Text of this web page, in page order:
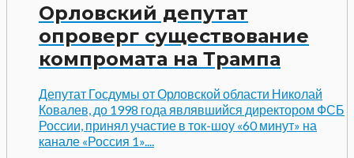
Орловский депутат
опроверг существование
компромата на Трампа
Депутат Госдумы от Орловской области Николай
Ковалев, до 1998 года являвшийся директором ФСБ
России, принял участие в ток-шоу «60 минут» на
канале «Россия 1»....